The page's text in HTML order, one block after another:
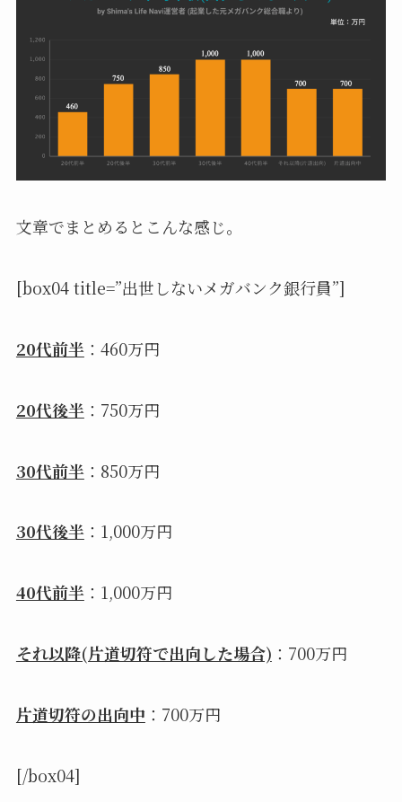
文章でまとめるとこんな感じ。
[box04 title=”出世しないメガバンク銀行員”]
20代前半：460万円
20代後半：750万円
30代前半：850万円
30代後半：1,000万円
40代前半：1,000万円
それ以降(片道切符で出向した場合) ：700万円
片道切符の出向中 ：700万円
[/box04]